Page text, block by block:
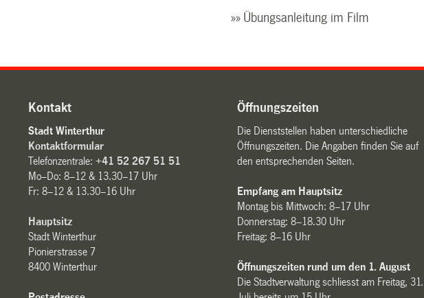
»» Übungsanleitung im Film
Kontakt
Stadt Winterthur
Kontaktformular
Telefonzentrale:+41 52 267 51 51
Mo–Do: 8–12 & 13.30–17 Uhr
Fr: 8–12 & 13.30–16 Uhr
Hauptsitz
Stadt Winterthur
Pionierstrasse 7
8400 Winterthur
Öffnungszeiten
Die Dienststellen haben unterschiedliche
Öffnungszeiten. Die Angaben finden Sie auf
den entsprechenden Seiten.
Empfang am Hauptsitz
Montag bis Mittwoch: 8–17 Uhr
Donnerstag: 8–18.30 Uhr
Freitag: 8–16 Uhr
Öffnungszeiten rund um den 1. August
Die Stadtverwaltung schliesst am Freitag, 31.